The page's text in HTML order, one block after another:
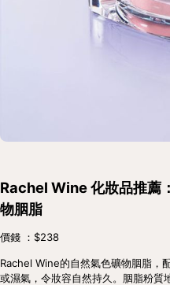
Rachel Wine 化妝品推薦
物胭脂
價錢 ：$238
Rachel Wine的自然氣色礦物胭脂，
或濕氣，令妝容自然持久。胭脂粉質